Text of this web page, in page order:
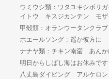
ウミウシ類：ワタユキシボ
イトウ キスジカンテン モ
甲殻類：オランウータンクラ
ホエールソング：遥か彼方に
ナナヤ類：チキン南蛮 あん
明日からしばし海はお休みです
八丈島ダイビング アルケロン